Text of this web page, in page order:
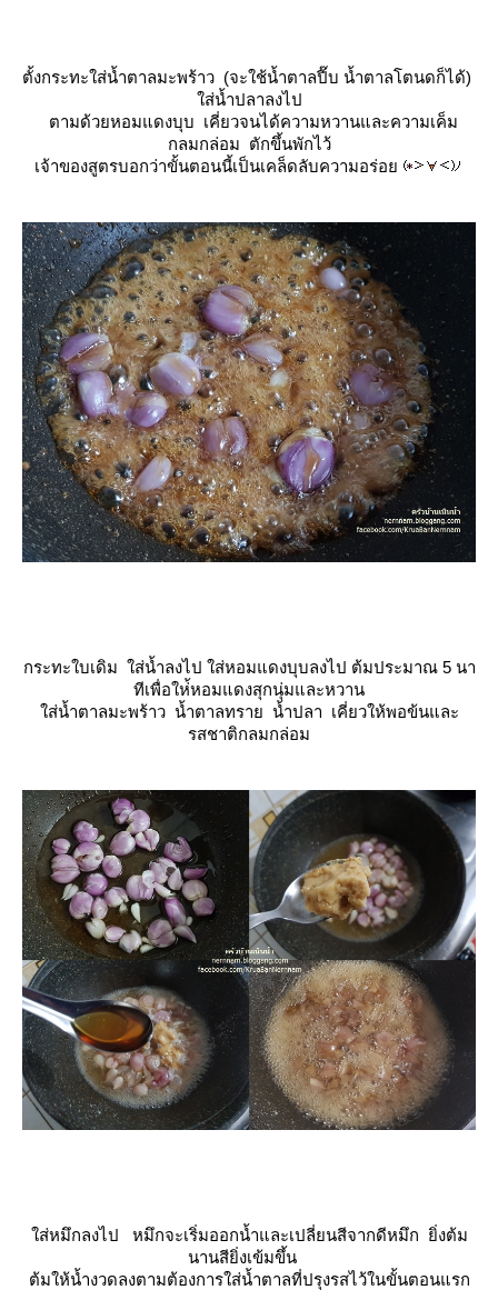
ตั้งกระทะใส่น้ำตาลมะพร้าว (จะใช้น้ำตาลปี๊บ น้ำตาลโตนดก็ได้)
ส่น้ำปลาลงไป
ตามด้วยหอมแดงบุบ เคี่ยวจนได้ความหวานและความเค็ม
กลมกล่อม ตักขึ้นพักไว้
เจ้าของสูตรบอกว่าขั้นตอนนี้เป็นเคล็ดลับความอร่อ
กระทะใบเดิม ใส่น้ำลงไป ใส่หอมแดงบุบลงไป ต้มประมาณ 5 นา
ทีเพื่อให่้หอมแดงสุกนุ่มและหวาน
ส่น้ำตาลมะพร้าว น้ำตาลทราย น้ำปลา เคี่ยวให้พอข้นและ
รสชาติกลมกล่อม
ส่หมึกลงไป หมึกจะเริ่มออกน้ำและเปลี่ยนสีจากดีหมึก ยิ่งต้ม
นานสียิ่งเข้มขึ้น
ต้มให้น้ำงวดลงตามต้องการใส่น้ำตาลที่ปรุงรสไว้ในขั้นตอนแรก